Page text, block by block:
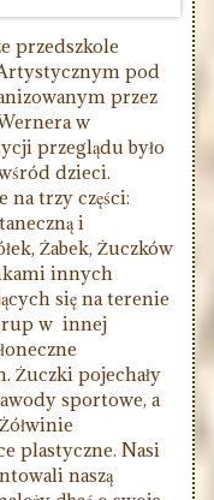
przedszkole
pod
przez
w
przeglądu było
dzieci.
na trzy części:
i
Żabek, Żuczków
innych
się na terenie
w innej
Żuczki pojechały
sportowe, a
plastyczne. Nasi
naszą